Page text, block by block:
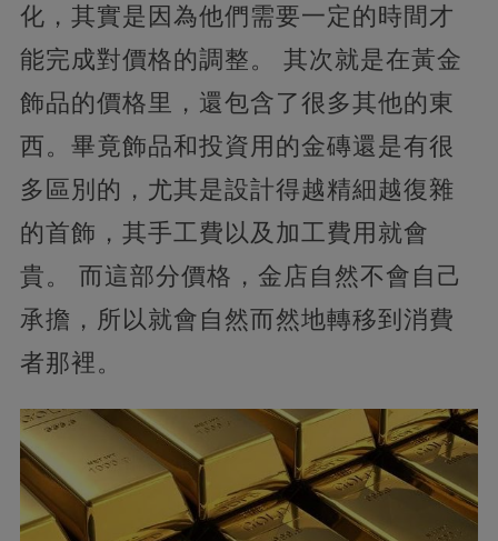
化，其實是因為他們需要一定的時間才
能完成對價格的調整。 其次就是在黃金
飾品的價格里，還包含了很多其他的東
西。畢竟飾品和投資用的金磚還是有很
多區別的，尤其是設計得越精細越復雜
的首飾，其手工費以及加工費用就會
貴。 而這部分價格，金店自然不會自己
承擔，所以就會自然而然地轉移到消費
者那裡。